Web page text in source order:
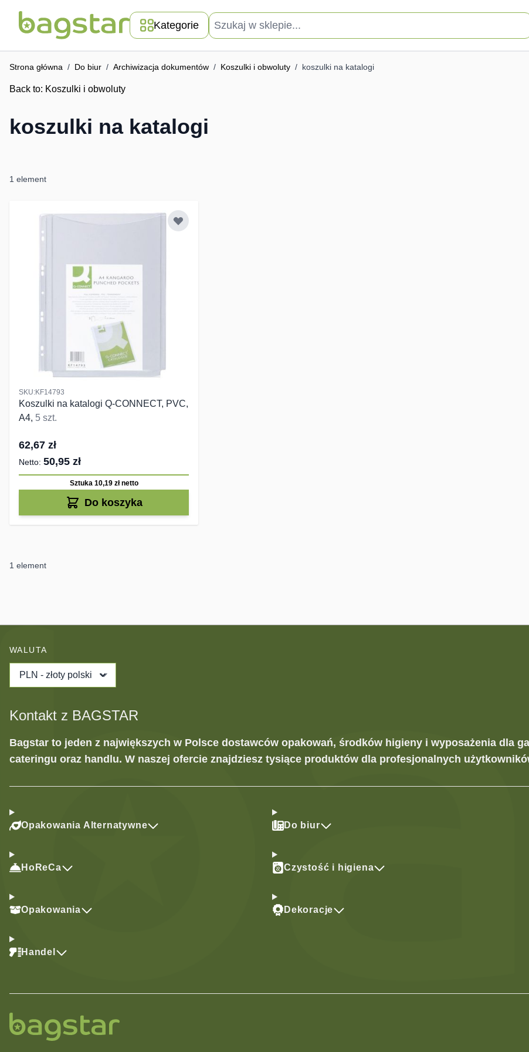
Kategorie
Szukaj w sklepie...
Strona główna / Do biur / Archiwizacja dokumentów / Koszulki i obwoluty / koszulki na katalogi
Back to: Koszulki i obwoluty
koszulki na katalogi
1 element
SKU:KF14793
Koszulki na katalogi Q-CONNECT, PVC,
A4, 5 szt.
62,67 zł
50,95 zł
Sztuka 10,19 złnetto
Do koszyka
1 element
WALUTA
PLN - złoty polski
Kontakt z BAGSTAR
Bagstar to jeden z największych w Polsce dostawców opakowań, środków higieny i wyposażenia dla
cateringu oraz handlu. W naszej ofercie znajdziesz tysiące produktów dla profesjonalnych
Opakowania Alternatywne
HoReCa
Opakowania
Handel
Do biur
Czystość i higiena
Dekoracje